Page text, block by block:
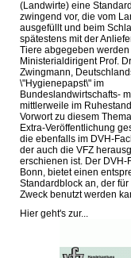
(Landwirte) eine
zwingend vor, die vom
ausgefüllt und beim
spätestens mit der
Tiere abgegeben werden
Ministerialdirigent Prof.
Zwingmann,
\"Hygienepapst\" im
Bundeslandwirtschafts-
mittlerweile im
Vorwort zu diesem
Extra-Veröffentlichung
die ebenfalls im DVH-
der auch die VFZ
erschienen ist. Der DVH-
Bonn, bietet einen
Standardblock an, der
Zweck benutzt werden
Hier geht's zur...